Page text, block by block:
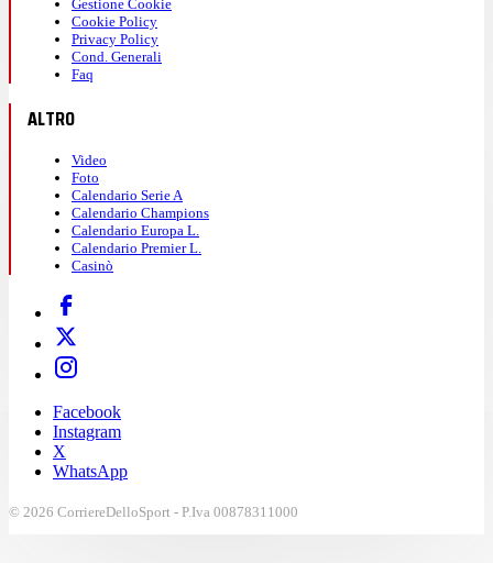
Gestione Cookie
Cookie Policy
Privacy Policy
Cond. Generali
Faq
ALTRO
Video
Foto
Calendario Serie A
Calendario Champions
Calendario Europa L.
Calendario Premier L.
Casinò
Facebook
Instagram
X
WhatsApp
© 2026 CorriereDelloSport - P.Iva 00878311000